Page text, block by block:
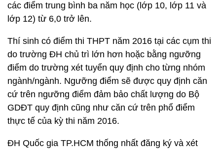
các điểm trung bình ba năm học (lớp 10, lớp 11 và
lớp 12) từ 6,0 trở lên.
Thí sinh có điểm thi THPT năm 2016 tại các cụm thi
do trường ĐH chủ trì lớn hơn hoặc bằng ngưỡng
điểm do trường xét tuyển quy định cho từng nhóm
ngành/ngành. Ngưỡng điểm sẽ được quy định căn
cứ trên ngưỡng điểm đảm bảo chất lượng do Bộ
GDĐT quy định cũng như căn cứ trên phổ điểm
thực tế của kỳ thi năm 2016.
ĐH Quốc gia TP.HCM thống nhất đăng ký và xét